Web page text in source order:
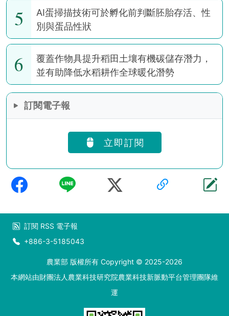
5
AI蛋掃描技術可於孵化前判斷胚胎存活、性
別與蛋品性狀
6
覆蓋作物具提升稻田土壤有機碳儲存潛力，
並有助降低水稻耕作全球暖化潛勢
訂閱電子報
立即訂閱
訂閱 RSS 電子報
+886-3-5185043
農業部 版權所有 Copyright © 2025-2026
本網站由財團法人農業科技研究院農業科技新脈動平台管理團隊維
運